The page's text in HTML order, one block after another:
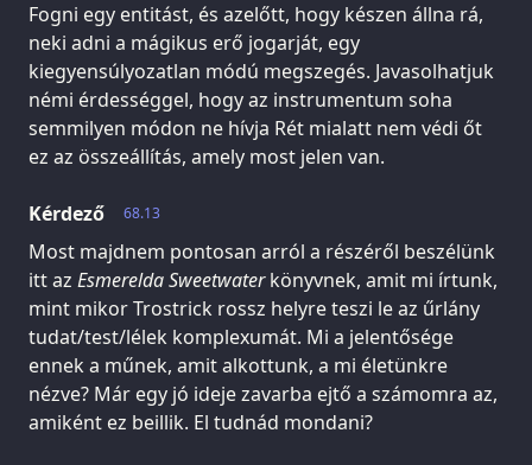
Fogni egy entitást, és azelőtt, hogy készen állna rá,
neki adni a mágikus erő jogarját, egy
kiegyensúlyozatlan módú megszegés. Javasolhatjuk
némi érdességgel, hogy az instrumentum soha
semmilyen módon ne hívja Rét mialatt nem védi őt
ez az összeállítás, amely most jelen van.
68.13
Kérdező
Most majdnem pontosan arról a részéről beszélünk
itt az Esmerelda Sweetwaterkönyvnek, amit mi írtunk,
mint mikor Trostrick rossz helyre teszi le az űrlány
tudat/test/lélek komplexumát. Mi a jelentősége
ennek a műnek, amit alkottunk, a mi életünkre
nézve? Már egy jó ideje zavarba ejtő a számomra az,
amiként ez beillik. El tudnád mondani?